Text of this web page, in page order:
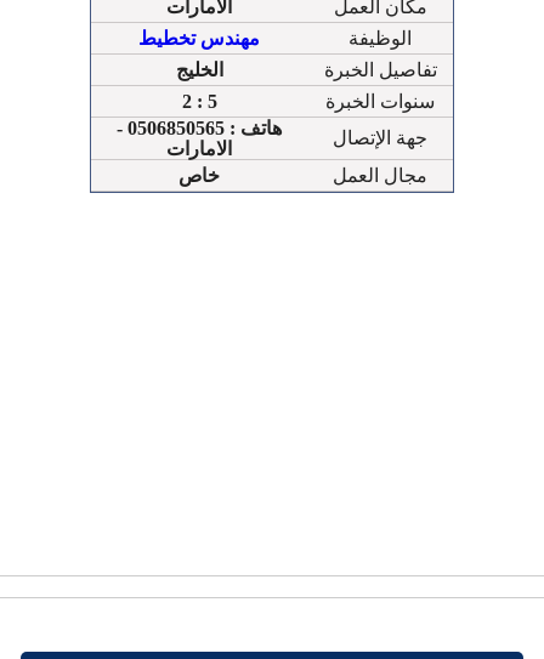
الامارات
مكان العمل
مهندس تخطيط
الوظيفة
الخليج
تفاصيل الخبرة
2 : 5
سنوات الخبرة
هاتف : 0506850565 -
الامارات
جهة الإتصال
خاص
مجال العمل